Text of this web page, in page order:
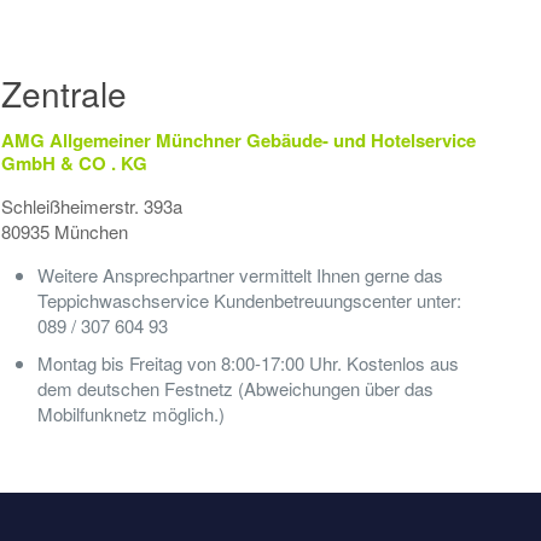
Zentrale
AMG Allgemeiner Münchner Gebäude- und Hotelservice
GmbH & CO . KG
Schleißheimerstr. 393a
80935 München
Weitere Ansprechpartner vermittelt Ihnen gerne das
Teppichwaschservice Kundenbetreuungscenter unter:
089 / 307 604 93
Montag bis Freitag von 8:00-17:00 Uhr. Kostenlos aus
dem deutschen Festnetz (Abweichungen über das
Mobilfunknetz möglich.)